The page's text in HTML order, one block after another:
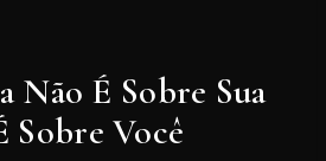
Não É Sobre Sua
Você